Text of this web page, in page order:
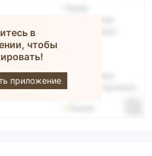
в
чтобы
приложение
BestProfit